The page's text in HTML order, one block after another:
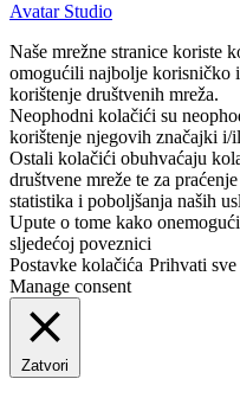
Avatar Studio
Naše mrežne stranice koriste
omogućili najbolje korisničko
korištenje društvenih mreža.
Neophodni kolačići su
korištenje njegovih značajki i/
Ostali kolačići obuhvaćaju
društvene mreže te za
statistika i poboljšanja naših
Upute o tome kako
sljedećoj poveznici
Postavke kolačića Prihvati sve
Manage consent
Zatvori